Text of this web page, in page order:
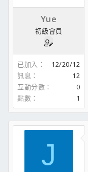
Yue
初級會員
已加入
12/20/12
訊息
12
互動分數
0
點數
1
J